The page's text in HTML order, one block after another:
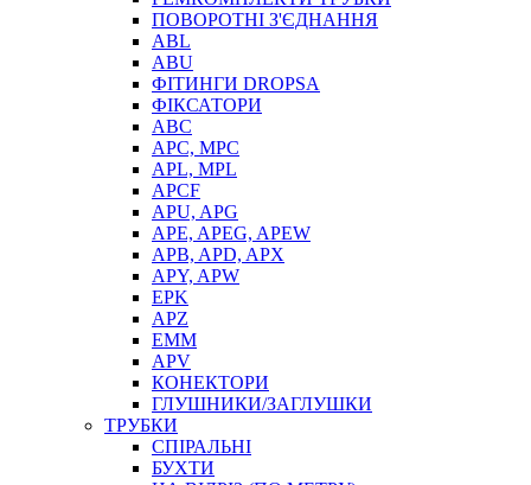
ПОВОРОТНІ З'ЄДНАННЯ
ABL
ABU
ФІТИНГИ DROPSA
ФІКСАТОРИ
ABC
APC, MPC
APL, MPL
APCF
APU, APG
APE, APEG, APEW
APB, APD, APX
APY, APW
EPK
APZ
EMM
APV
КОНЕКТОРИ
ГЛУШНИКИ/ЗАГЛУШКИ
ТРУБКИ
СПІРАЛЬНІ
БУХТИ